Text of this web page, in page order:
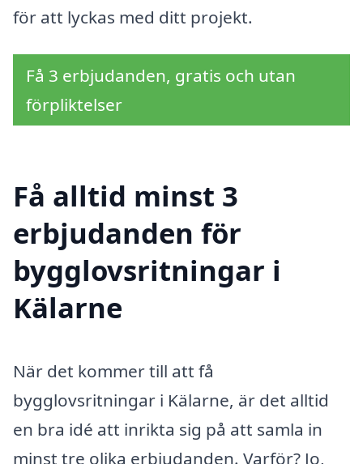
för att lyckas med ditt projekt.
Få 3 erbjudanden, gratis och utan
förpliktelser
Få alltid minst 3
erbjudanden för
bygglovsritningar i
Kälarne
När det kommer till att få
bygglovsritningar i Kälarne, är det alltid
en bra idé att inrikta sig på att samla in
minst tre olika erbjudanden. Varför? Jo,